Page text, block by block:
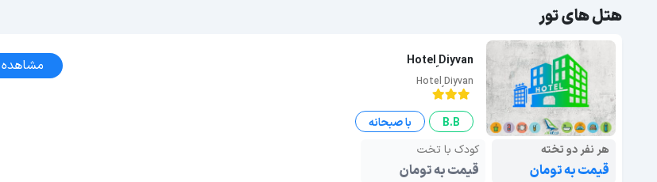
هتل های تور
Hotel ِِِDiyvan
Hotel ِِِDiyvan
مشاهده
B.B
با صبحانه
هر نفر دو تخته
قیمت به تومان
کودک با تخت
قیمت به تومان